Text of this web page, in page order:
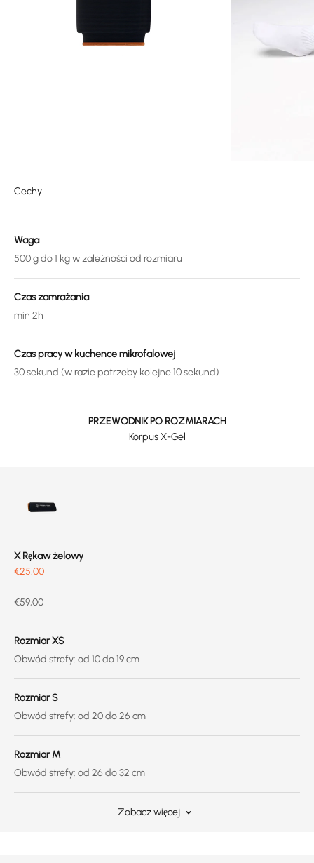
Cechy
Waga
500 g do 1 kg w zależności od rozmiaru
Czas zamrażania
min 2h
Czas pracy w kuchence mikrofalowej
30 sekund (w razie potrzeby kolejne 10 sekund)
PRZEWODNIK PO ROZMIARACH
Korpus X-Gel
X Rękaw żelowy
Prix de vente
€25,00
Prix normal
€59,00
Rozmiar XS
Obwód strefy: od 10 do 19 cm
Rozmiar S
Obwód strefy: od 20 do 26 cm
Rozmiar M
Obwód strefy: od 26 do 32 cm
Zobacz więcej